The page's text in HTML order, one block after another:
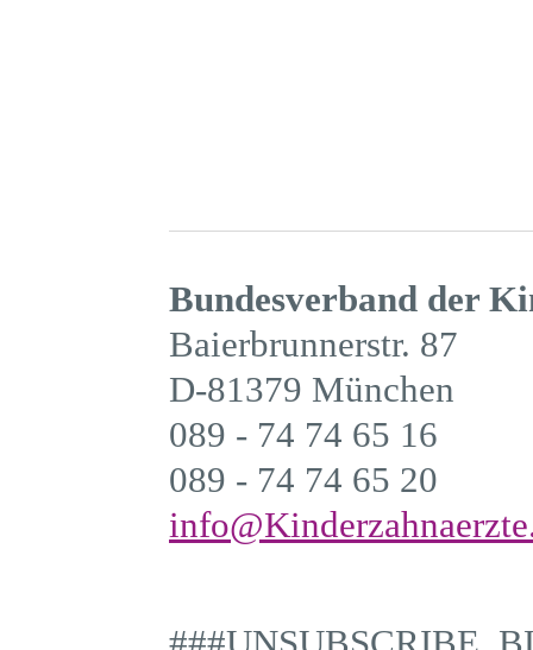
Bundesverband der
Baierbrunnerstr. 87
D-81379 München
089 - 74 74 65 16
089 - 74 74 65 20